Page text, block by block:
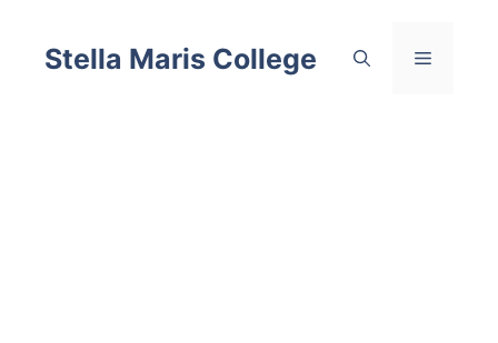
content
Stella Maris College Menu